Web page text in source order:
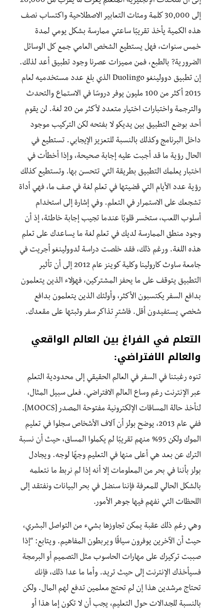
إلى 30,000 كلمة ومئات التعابير الاصطلاحية واكتساب نصف
هذه الكمية يأخذ تقريبًا ساعتي ممارسة بشكل يومي لمدة
خمس سنوات، فهل يستطيع الشخص العامي جمع كل الوسائل
الضرورية? بالطبع، فمن مميزات عصرنا وجود تطبيق أعد لذلك.
إن تطبيق دوولينغو Duolingo الذي بلغ عدد مستخدميه لعام
2015 أكثر من 100 مليون يوفر دروسًا في الاستماع والتحدث
والترجمة واختبارات اختيار متعدد لأكثر من 20 لغة. لن يقوم
أحد بوضع التطبيق بين يديكو لا بفتحه لكن التركيب موجود
داخل البرنامج وكذلك بالنسبة للتعزيز الإيجابي. تستطيع في
الحال رؤية ما قد أجبت عليه إجابة صحيحة، وإذا أخطأت في
اختبار يعلمك التطبيق بطريقة التي تتحسن بها. وتستطيع كذلك
رؤية عدد الأيام التي قضيتها في تعلم لغة في صف ما، فهي أداة
تشجعك على الاستمرار في التعلم. وفي إشارة إلى استخدام
أسلوب اللعب، ستخسر قلوبًا عندما تجيب إجابة خاطئة، إذ أن
وجود منطق الممارسة لديك في تعلم لغة ما يساعدك على تعلم
هذه اللغة. ورغم ذلك، فقد خلصت دراسة لدوولينغو أجريت في
جامعة ساوث كارولينا وكلية كوينز عام 2012 إلى أن تأثير
التطبيق يتوقف على ما يحفز المشتركين، فهؤلاء الذين يتعلمون
بدافع السفر يكتسبون الأكثر، وأولئك الذين يتعلمون بدافع
شخصي يستفيدون أقل. فاشترِ تذاكر سفر وثبتها على مقعدك.
التعلم في الفراغ بين العالم الواقعي
والعالم الافتراضي:
تنوه رغبتنا في السفر في العالم الحقيقي إلى محدودية التعلم
عبر الإنترنت رغم وساع العالم الافتراضي. فعلى سبيل المثال،
لنأخذ حالة المساقات الإلكترونية مفتوحة المصدر [MOOCS].
ففي عام 2013، يوضح بولز أن آلاف الأشخاص سجلوا في تعليم
الموك ولكن 95% منهم تقريبًا لم يكملوا المساق، حيث أن نسبة
الترك عن بعد هي أعلى منها في التعليم وجهًا لوجه. ويجادل
بولز بأننا في بحر من المعلومات إلا أنه إذا لم نربط ما نتعلمه
بالشكل الحالي للمعرفة فإننا سنضل في بحر البيانات ونفتقد إلى
اللحظات التي نفهم فيها جوهر الأمور.
وهي رغم ذلك عقبة يمكن تجاوزها بشيء من التواصل البشري،
حيث أن الآخرين يوفرون سياقًا ويربطون المفاهيم. ويتابع: “إذا
صببت تركيزك على مهارات الحاسوب مثل التصميم أو البرمجة
فسيأخذك الإنترنت إلى حيث تريد. وأما ما عدا ذلك، فإنك
تحتاج مرشدين هذا إن لم تحتج معلمين تدفع لهم المال. ولكن
بالنسبة للجدالات حول التعليم، يجب أن لا تكون إما هذا أو